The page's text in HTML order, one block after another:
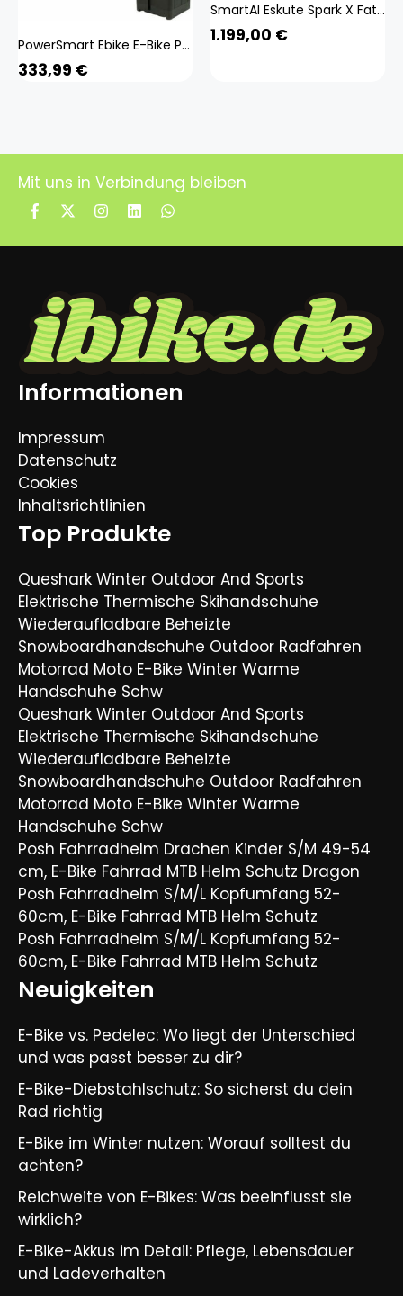
PowerSmart Ebike E-Bike Pedelec Akku 36V 14Ah Ersatzakku NCM,Fififito,Raza,Sloot UVM
333,99 €
SmartAI Eskute Spark X Fat Tire Herren Ebike mountainbike City E-Bikes & E-Hollandräder Landfahrräder Elektrofahrrad
1.199,00 €
Mit uns in Verbindung bleiben
Informationen
Impressum
Datenschutz
Cookies
Inhaltsrichtlinien
Top Produkte
Queshark Winter Outdoor And Sports
Elektrische Thermische Skihandschuhe
Wiederaufladbare Beheizte
Snowboardhandschuhe Outdoor Radfahren
Motorrad Moto E-Bike Winter Warme
Handschuhe Schw
Queshark Winter Outdoor And Sports
Elektrische Thermische Skihandschuhe
Wiederaufladbare Beheizte
Snowboardhandschuhe Outdoor Radfahren
Motorrad Moto E-Bike Winter Warme
Handschuhe Schw
Posh Fahrradhelm Drachen Kinder S/M 49-54
cm, E-Bike Fahrrad MTB Helm Schutz Dragon
Posh Fahrradhelm S/M/L Kopfumfang 52-
60cm, E-Bike Fahrrad MTB Helm Schutz
Posh Fahrradhelm S/M/L Kopfumfang 52-
60cm, E-Bike Fahrrad MTB Helm Schutz
Neuigkeiten
E-Bike vs. Pedelec: Wo liegt der Unterschied
und was passt besser zu dir?
E-Bike-Diebstahlschutz: So sicherst du dein
Rad richtig
E-Bike im Winter nutzen: Worauf solltest du
achten?
Reichweite von E-Bikes: Was beeinflusst sie
wirklich?
E-Bike-Akkus im Detail: Pflege, Lebensdauer
und Ladeverhalten